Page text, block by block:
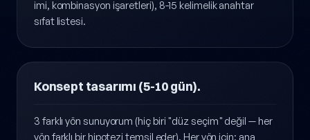
geometrik, vb.), sembol yapısı tercihi (yazıyla bağdaşık
monogram, soyut sembol, betimleyici resim, kelime
Konsept tasarımı (5-10 gün).